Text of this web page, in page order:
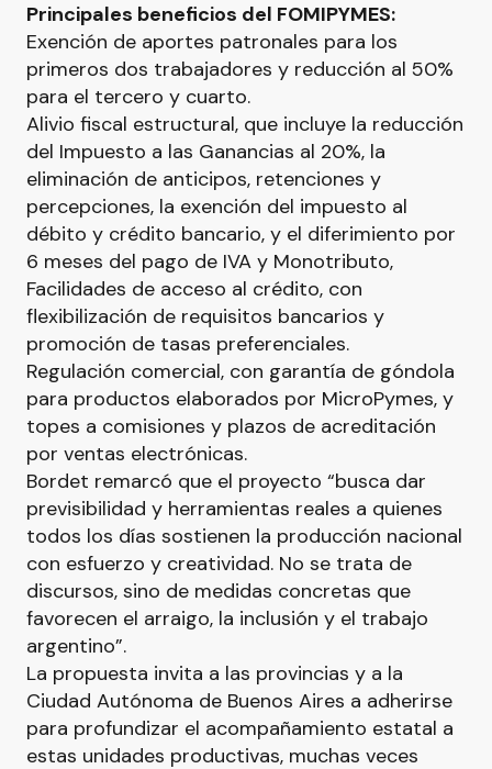
Principales beneficios del FOMIPYMES:
Exención de aportes patronales para los
primeros dos trabajadores y reducción al 50%
para el tercero y cuarto.
Alivio fiscal estructural, que incluye la reducción
del Impuesto a las Ganancias al 20%, la
eliminación de anticipos, retenciones y
percepciones, la exención del impuesto al
débito y crédito bancario, y el diferimiento por
6 meses del pago de IVA y Monotributo,
Facilidades de acceso al crédito, con
flexibilización de requisitos bancarios y
promoción de tasas preferenciales.
Regulación comercial, con garantía de góndola
para productos elaborados por MicroPymes, y
topes a comisiones y plazos de acreditación
por ventas electrónicas.
Bordet remarcó que el proyecto “busca dar
previsibilidad y herramientas reales a quienes
todos los días sostienen la producción nacional
con esfuerzo y creatividad. No se trata de
discursos, sino de medidas concretas que
favorecen el arraigo, la inclusión y el trabajo
argentino”.
La propuesta invita a las provincias y a la
Ciudad Autónoma de Buenos Aires a adherirse
para profundizar el acompañamiento estatal a
estas unidades productivas, muchas veces